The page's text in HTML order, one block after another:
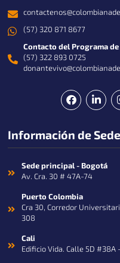
(57) 320 871 8677
Contacto del Programa
(57) 322 893 0725
F
a
c
b
k
L
i
n
e
n
Información de
Sede principal - Bogotá
Av. Cra. 30 # 47A-74
Puerto Colombia
Cra 30, Corredor
308
Cali
Edificio Vida. Calle 5D #38A